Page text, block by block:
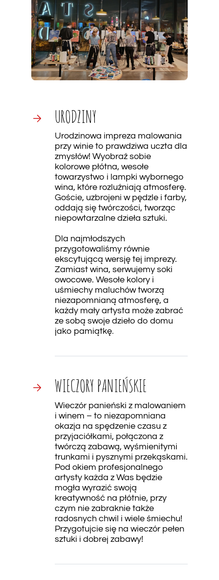
URODZINY
Urodzinowa impreza malowania
przy winie to prawdziwa uczta dla
zmysłów! Wyobraź sobie
kolorowe płótna, wesołe
towarzystwo i lampki wybornego
wina, które rozluźniają atmosferę.
Goście, uzbrojeni w pędzle i farby,
oddają się twórczości, tworząc
niepowtarzalne dzieła sztuki.
Dla najmłodszych
przygotowaliśmy równie
ekscytującą wersję tej imprezy.
Zamiast wina, serwujemy soki
owocowe. Wesołe kolory i
uśmiechy maluchów tworzą
niezapomnianą atmosferę, a
każdy mały artysta może zabrać
ze sobą swoje dzieło do domu
jako pamiątkę.
WIECZORY PANIEŃSKIE
Wieczór panieński z malowaniem
i winem – to niezapomniana
okazja na spędzenie czasu z
przyjaciółkami, połączona z
twórczą zabawą, wyśmienitymi
trunkami i pysznymi przekąskami.
Pod okiem profesjonalnego
artysty każda z Was będzie
mogła wyrazić swoją
kreatywność na płótnie, przy
czym nie zabraknie także
radosnych chwil i wiele śmiechu!
Przygotujcie się na wieczór pełen
sztuki i dobrej zabawy!